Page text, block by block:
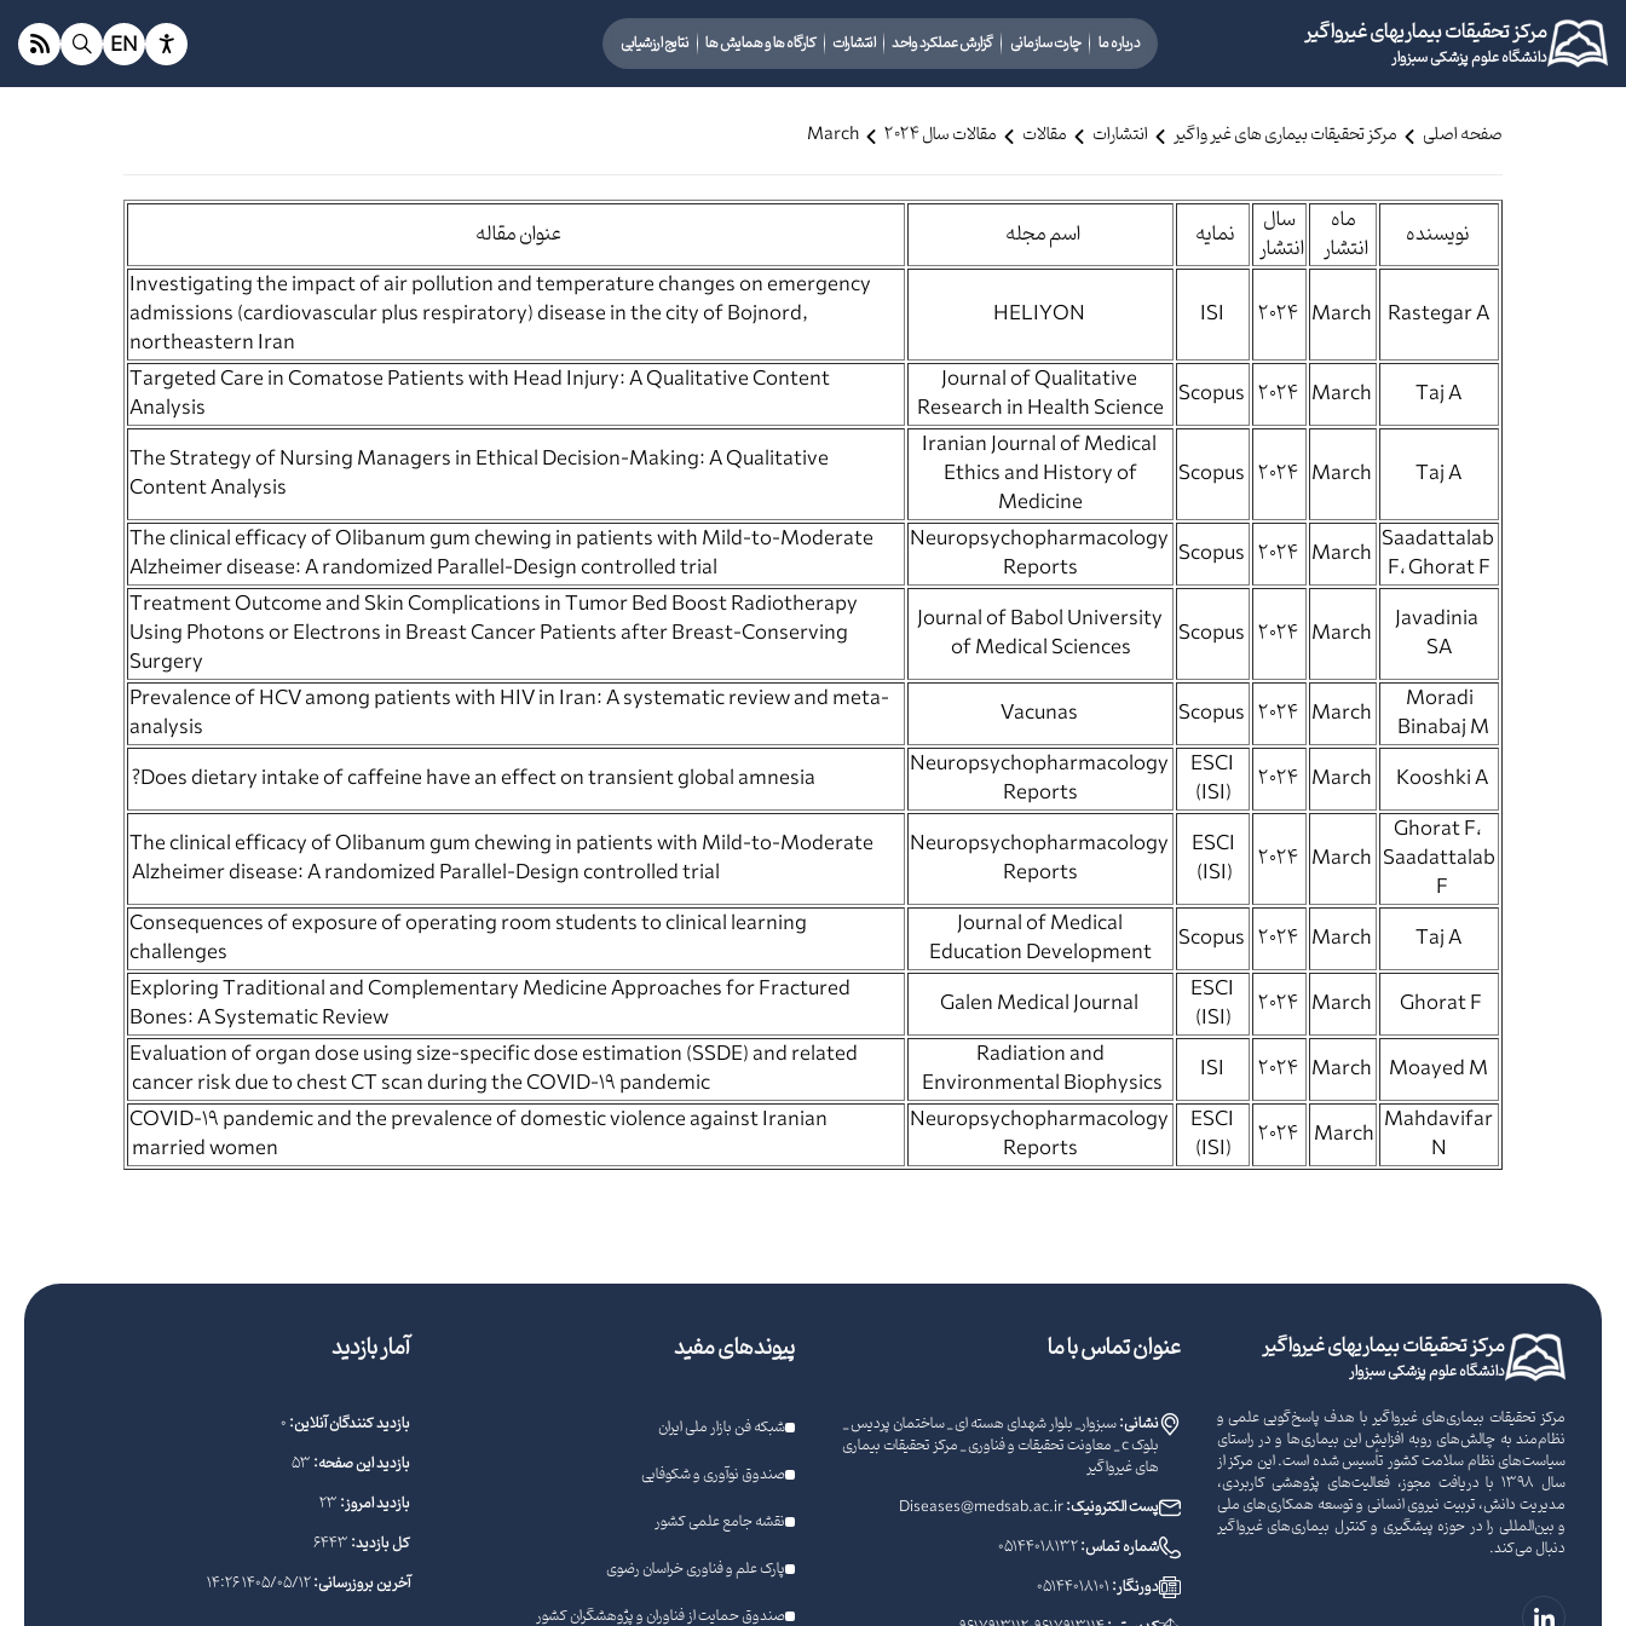
مرکز تحقیقات بیماریهای غیرواگیر
دانشگاه علوم پزشکی سبزوار
درباره ما چارت سازمانی گزارش عملکرد واحد انتشارات کارگاه ها و همایش ها نتایج ارزشیابی EN
صفحه اصلی مرکز تحقیقات بیماری های غیر واگیر انتشارات مقالات مقالات سال 2024 March
نویسنده
ماه
انتشار
سال
انتشار
نمایه اسم مجله عنوان مقاله
Rastegar A
Investigating the impact of air pollution and temperature changes on emergency
admissions (cardiovascular plus respiratory) disease in the city of Bojnord,
northeastern Iran
Taj A
Journal of Qualitative
Research in Health Science
Targeted Care in Comatose Patients with Head Injury: A Qualitative Content
Analysis
Taj A
Iranian Journal of Medical
Ethics and History of
Medicine
The Strategy of Nursing Managers in Ethical Decision-Making: A Qualitative
Content Analysis
Saadattalab
F، Ghorat F
Neuropsychopharmacology
Reports
The clinical efficacy of Olibanum gum chewing in patients with Mild-to-Moderate
Alzheimer disease: A randomized Parallel-Design controlled trial
Javadinia
SA
Journal of Babol University
of Medical Sciences
Treatment Outcome and Skin Complications in Tumor Bed Boost Radiotherapy
Using Photons or Electrons in Breast Cancer Patients after Breast-Conserving
Surgery
Moradi
Binabaj M
Prevalence of HCV among patients with HIV in Iran: A systematic review and meta-
analysis
ESCI
(ISI)
Neuropsychopharmacology
Reports
Does dietary intake of caffeine have an effect on transient global amnesia?
Ghorat F،
Saadattalab
F
ESCI
(ISI)
Neuropsychopharmacology
Reports
The clinical efficacy of Olibanum gum chewing in patients with Mild-to-Moderate
Alzheimer disease: A randomized Parallel-Design controlled trial
Taj A
Journal of Medical
Education Development
Consequences of exposure of operating room students to clinical learning
challenges
Ghorat F
(ISI)
Exploring Traditional and Complementary Medicine Approaches for Fractured
Bones: A Systematic Review
Radiation and
Environmental Biophysics
Evaluation of organ dose using size-specific dose estimation (SSDE) and related
cancer risk due to chest CT scan during the COVID-19 pandemic
Mahdavifar
N
March
(ISI)
Neuropsychopharmacology
Reports
COVID-19 pandemic and the prevalence of domestic violence against Iranian
married women
مرکز تحقیقات بیماریهای غیرواگیر
دانشگاه علوم پزشکی سبزوار
مرکز تحقیقات بیماری‌های غیرواگیر با هدف پاسخ‌گویی علمی و
نظام‌مند به چالش‌های رو‌به ‌افزایش این بیماری‌ها و در راستای
سیاست‌های نظام سلامت کشور تأسیس شده است. این مرکز از
سال ۱۳۹۸ با دریافت مجوز، فعالیت‌های پژوهشی کاربردی،
مدیریت دانش، تربیت نیروی انسانی و توسعه همکاری‌های ملی
و بین‌المللی را در حوزه پیشگیری و کنترل بیماری‌های غیرواگیر
دنبال می‌کند.
عنوان تماس با ما
نشانی:سبزوار_ بلوار شهدای هسته ای _ ساختمان پردیس _
بلوک c _ معاونت تحقیقات و فناوری _ مرکز تحقیقات بیماری
های غیرواگیر
پست الکترونیک:Diseases@medsab.ac.ir
شماره تماس:05144018132
دورنگار: 05144018101
پیوندهای مفید
شبکه فن بازار ملی ایران
صندوق نوآوری و شکوفایی
نقشه جامع علمی کشور
پارک علم و فناوری خراسان رضوی
صندوق حمایت از فناوران و پژوهشگران کشور
آمار بازدید
بازدید کنندگان آنلاین: 0
بازدید این صفحه: 53
بازدید امروز: 23
کل بازدید: 6443
آخرین بروزرسانی:1405/05/12 14:26